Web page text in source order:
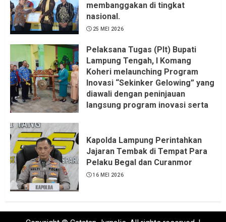
membanggakan di tingkat
nasional.
25 MEI 2026
Pelaksana Tugas (Plt) Bupati
Lampung Tengah, I Komang
Koheri melaunching Program
Inovasi “Sekinker Gelowing” yang
diawali dengan peninjauan
langsung program inovasi serta
Bandar Jaya Barat, Kecamatan
Terbanggi Besar, Rabu
(20/05/2026).
21 MEI 2026
Kapolda Lampung Perintahkan
Jajaran Tembak di Tempat Para
Pelaku Begal dan Curanmor
16 MEI 2026